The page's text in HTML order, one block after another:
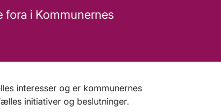
i Kommunernes
interesser og er kommunernes
initiativer og beslutninger.